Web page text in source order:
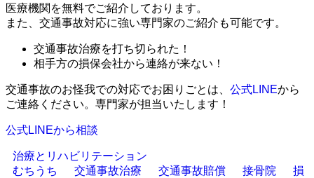
医療機関を無料でご紹介しております。
また、交通事故対応に強い専門家のご紹介も可能です。
交通事故治療を打ち切られた！
相手方の損保会社から連絡が来ない！
交通事故のお怪我での対応でお困りごとは、 公式LINEから
ご連絡ください。専門家が担当いたします！
公式LINEから相談
治療とリハビリテーション
むちうち
交通事故治療 交通事故賠償 接骨院
損